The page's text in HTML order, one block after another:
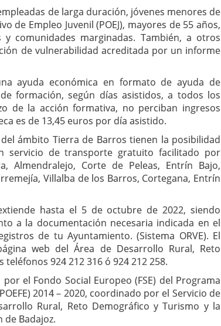
de larga duración, jóvenes menores de
de Empleo Juvenil (POEJ), mayores de 55 años,
comunidades marginadas. También, a otros
de vulnerabilidad acreditada por un informe
ayuda económica en formato de ayuda de
formación, según días asistidos, a todos los
de la acción formativa, no perciban ingresos
es de 13,45 euros por día asistido.
ámbito Tierra de Barros tienen la posibilidad
servicio de transporte gratuito facilitado por
Almendralejo, Corte de Peleas, Entrín Bajo,
Villalba de los Barros, Cortegana, Entrín
hasta el 5 de octubre de 2022, siendo
a la documentación necesaria indicada en el
de tu Ayuntamiento. (Sistema ORVE). El
web del Área de Desarrollo Rural, Reto
924 212 316 ó 924 212 258.
el Fondo Social Europeo (FSE) del Programa
2014 – 2020, coordinado por el Servicio de
Rural, Reto Demográfico y Turismo y la
de Badajoz.